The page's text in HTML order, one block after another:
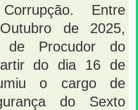
Entre
de 2025,
de Procudor do
do dia 16 de
o cargo de
do Sexto